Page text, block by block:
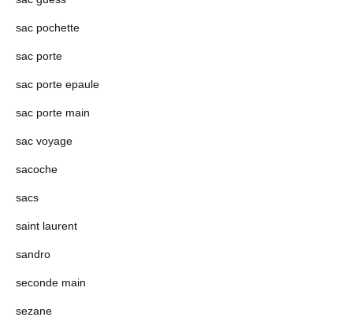
sac pochette
sac porte
sac porte epaule
sac porte main
sac voyage
sacoche
sacs
saint laurent
sandro
seconde main
sezane